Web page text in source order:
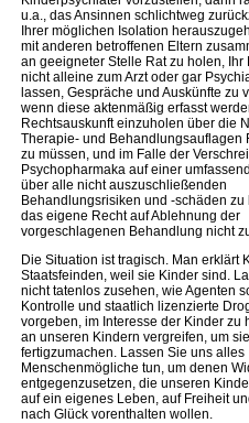
u.a., das Ansinnen schlichtweg
Ihrer möglichen Isolation
mit anderen betroffenen Eltern
an geeigneter Stelle Rat zu holen, Ihr
nicht alleine zum Arzt oder gar
lassen, Gespräche und Auskünfte zu
wenn diese aktenmäßig erfasst
Rechtsauskunft einzuholen über die
Therapie- und Behandlungsauflagen
zu müssen, und im Falle der
Psychopharmaka auf einer
über alle nicht auszuschließenden
Behandlungsrisiken und -schäden zu
das eigene Recht auf Ablehnung der
vorgeschlagenen Behandlung nicht
Die Situation ist tragisch. Man erklärt
Staatsfeinden, weil sie Kinder sind.
nicht tatenlos zusehen, wie Agenten
Kontrolle und staatlich lizenzierte
vorgeben, im Interesse der Kinder zu
an unseren Kindern vergreifen, um sie
fertigzumachen. Lassen Sie uns alles
Menschenmögliche tun, um denen
entgegenzusetzen, die unseren
auf ein eigenes Leben, auf Freiheit
nach Glück vorenthalten wollen.